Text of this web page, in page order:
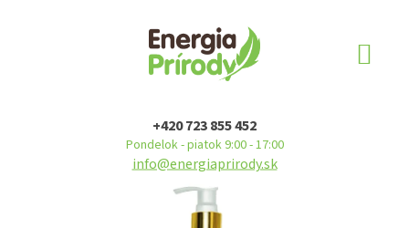
+420 723 855 452
Pondelok - piatok 9:00 - 17:00
info@energiaprirody.sk